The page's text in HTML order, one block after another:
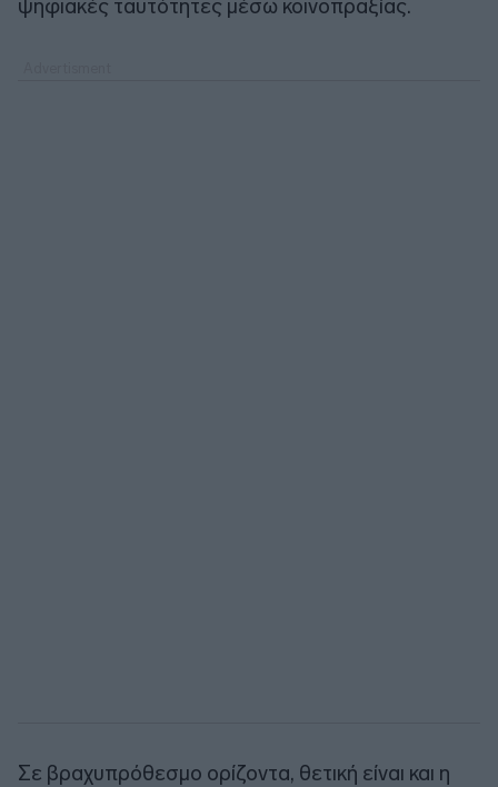
ψηφιακές ταυτότητες μέσω κοινοπραξίας.
Σε βραχυπρόθεσμο ορίζοντα, θετική είναι και η